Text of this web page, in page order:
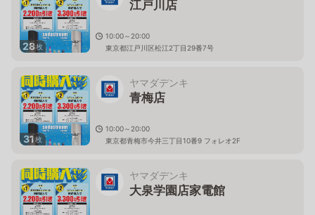
28枚
江戸川店
10:00～20:00
東京都江戸川区松江2丁目29番7号
31枚
ヤマダデンキ
青梅店
10:00～20:00
東京都青梅市今井三丁目10番9 フォレオ2F
ヤマダデンキ
大泉学園店家電館